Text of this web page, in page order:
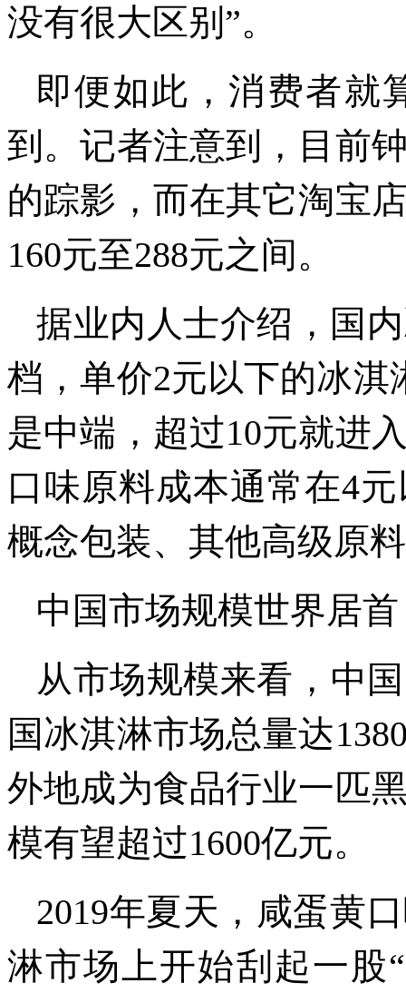
没有很大区别”。
即便如此，消费者就
到。记者注意到，目前
的踪影，而在其它淘宝
160元至288元之间。
据业内人士介绍，国
档，单价2元以下的冰淇
是中端，超过10元就进
口味原料成本通常在4
概念包装、其他高级原
中国市场规模世界居首
从市场规模来看，中
国冰淇淋市场总量达
外地成为食品行业一匹
模有望超过1600亿元。
2019年夏天，咸蛋黄
淋市场上开始刮起一股